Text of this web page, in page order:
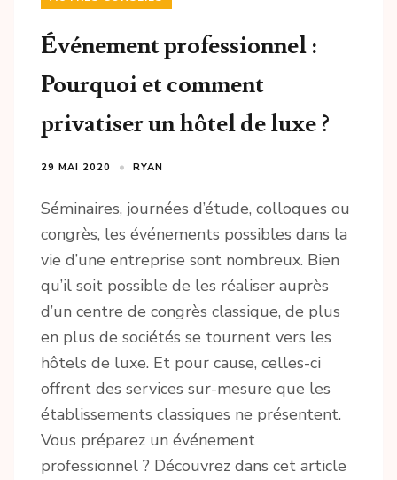
Événement professionnel :
Pourquoi et comment
privatiser un hôtel de luxe ?
29 MAI 2020 RYAN
Séminaires, journées d’étude, colloques ou
congrès, les événements possibles dans la
vie d’une entreprise sont nombreux. Bien
qu’il soit possible de les réaliser auprès
d’un centre de congrès classique, de plus
en plus de sociétés se tournent vers les
hôtels de luxe. Et pour cause, celles-ci
offrent des services sur-mesure que les
établissements classiques ne présentent.
Vous préparez un événement
professionnel ? Découvrez dans cet article